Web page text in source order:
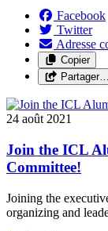
Facebook
Twitter
Adresse
Copier
Partager…
24 août 2021
Join the ICL
Committee!
Joining the
organizing and